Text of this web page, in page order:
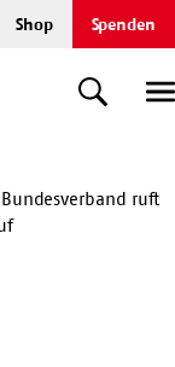
Shop Spenden
Suche
Bundesverband ruft